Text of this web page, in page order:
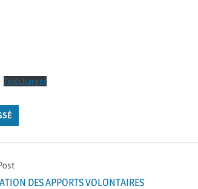
Télécharger
DES APPORTS VOLONTAIRES